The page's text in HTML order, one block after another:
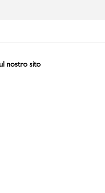
nostro sito